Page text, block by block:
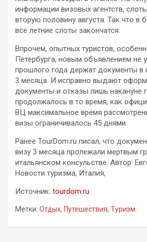
информации визовых агентств,
вторую половину августа. Так что в
все летние слоты закончатся.
Впрочем, опытных туристов,
Петербурга, новым объявлением не
прошлого года держат документы в
3 месяца. И исправно выдают
документы и отказы лишь накануне
продолжалось в то время, как
ВЦ максимальное время
визы ограничивалось 45 днями.
Ранее TourDom.ru писал, что
визу 3 месяца пролежали мертвым
итальянском консульстве. Автор:
Новости туризма, Италия,
Источник: tourdom.ru
Метки: Отдых, Путешествия, Туризм